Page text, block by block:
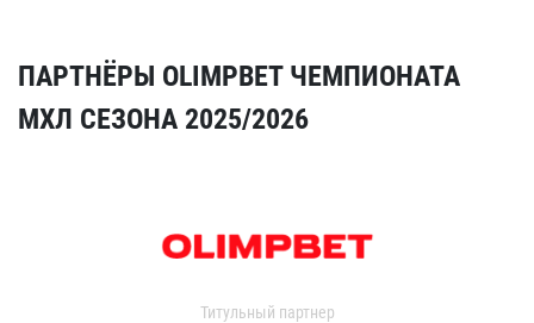
ПАРТНЁРЫ OLIMPBET ЧЕМПИОНАТА
МХЛ СЕЗОНА 2025/2026
Титульный партнер